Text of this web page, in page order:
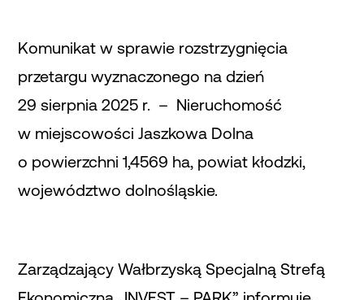
Komunikat w sprawie rozstrzygnięcia
przetargu wyznaczonego na dzień
29 sierpnia 2025 r. – Nieruchomość
w miejscowości Jaszkowa Dolna
o powierzchni 1,4569 ha, powiat kłodzki,
województwo dolnośląskie.
Zarządzający Wałbrzyską Specjalną Strefą